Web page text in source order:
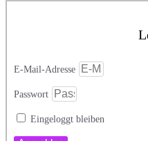
E-Mail-Adresse
Passwort
Eingeloggt bleiben